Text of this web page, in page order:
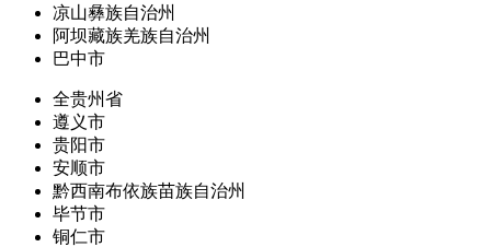
凉山彝族自治州
阿坝藏族羌族自治州
巴中市
全贵州省
遵义市
贵阳市
安顺市
黔西南布依族苗族自治州
毕节市
铜仁市